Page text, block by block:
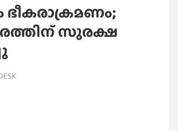
സുരക്ഷ